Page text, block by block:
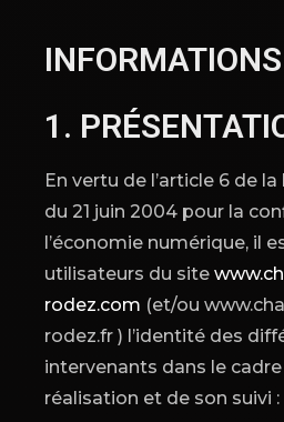
1.
En vertu de l’article 6 de
du 21 juin 2004 pour la
l’économie numérique, il
utilisateurs du site
rodez.com (et/ou
rodez.fr ) l’identité des
intervenants dans le
réalisation et de son suivi :